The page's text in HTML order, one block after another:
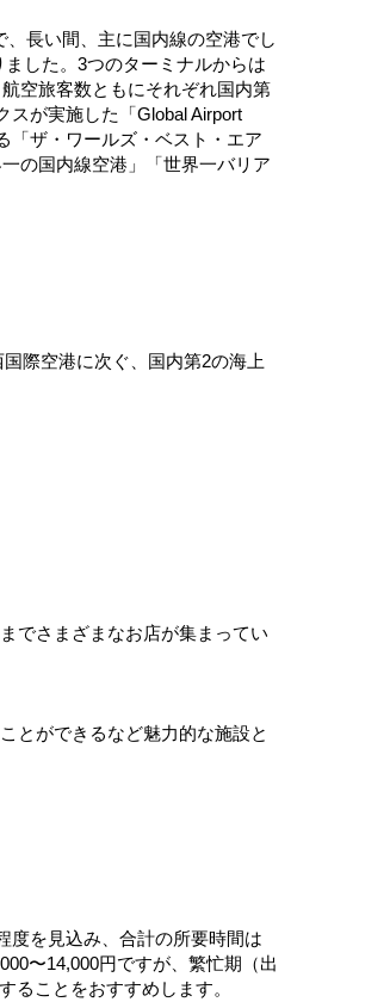
長い間、主に国内線の空港でし
した。3つのターミナルからは
空旅客数ともにそれぞれ国内第
スが実施した「Global Airport
「ザ・ワールズ・ベスト・エア
の国内線空港」「世界一バリア
際空港に次ぐ、国内第2の海上
でさまざまなお店が集まってい
とができるなど魅力的な施設と
度を見込み、合計の所要時間は
〜14,000円ですが、繁忙期（出
ることをおすすめします。